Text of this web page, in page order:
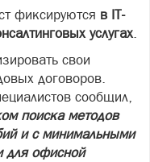
фиксируются в IT-
услугах.
свои
договоров.
сообщил,
поиска методов
и с минимальными
для офисной